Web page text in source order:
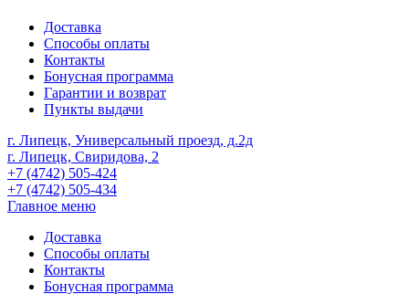
Доставка
Способы оплаты
Контакты
Бонусная программа
Гарантии и возврат
Пункты выдачи
г. Липецк, Универсальный проезд, д.2д
г. Липецк, Свиридова, 2
+7 (4742) 505-424
+7 (4742) 505-434
Главное меню
Доставка
Способы оплаты
Контакты
Бонусная программа